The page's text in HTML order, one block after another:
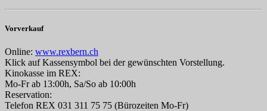
Vorverkauf
Online: www.rexbern.ch
Klick auf Kassensymbol bei der gewünschten Vorstellung.
Kinokasse im REX:
Mo-Fr ab 13:00h, Sa/So ab 10:00h
Reservation:
Telefon REX 031 311 75 75 (Bürozeiten Mo-Fr)